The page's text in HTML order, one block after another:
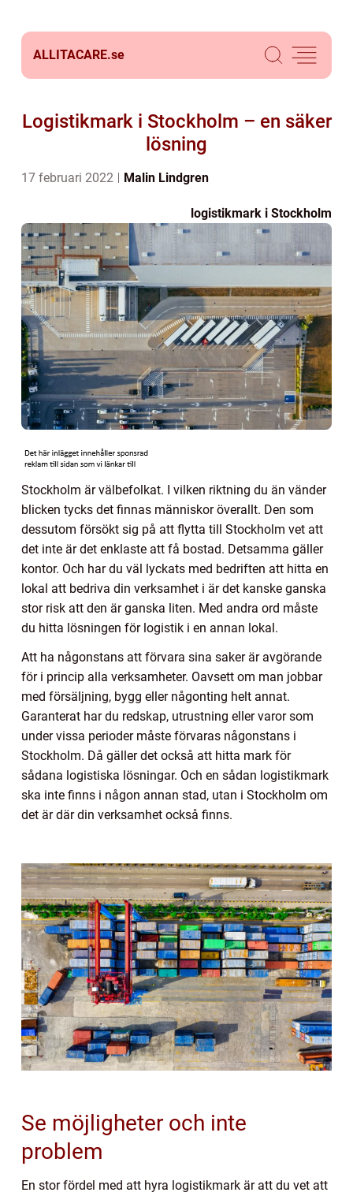
ALLITACARE.se
Logistikmark i Stockholm – en säker
lösning
17 februari 2022 Malin Lindgren
logistikmark i Stockholm
Stockholm är välbefolkat. I vilken riktning du än vänder
blicken tycks det finnas människor överallt. Den som
dessutom försökt sig på att flytta till Stockholm vet att
det inte är det enklaste att få bostad. Detsamma gäller
kontor. Och har du väl lyckats med bedriften att hitta en
lokal att bedriva din verksamhet i är det kanske ganska
stor risk att den är ganska liten. Med andra ord måste
du hitta lösningen för logistik i en annan lokal.
Att ha någonstans att förvara sina saker är avgörande
för i princip alla verksamheter. Oavsett om man jobbar
med försäljning, bygg eller någonting helt annat.
Garanterat har du redskap, utrustning eller varor som
under vissa perioder måste förvaras någonstans i
Stockholm. Då gäller det också att hitta mark för
sådana logistiska lösningar. Och en sådan logistikmark
ska inte finns i någon annan stad, utan i Stockholm om
det är där din verksamhet också finns.
Se möjligheter och inte
problem
En stor fördel med att hyra logistikmark är att du vet att